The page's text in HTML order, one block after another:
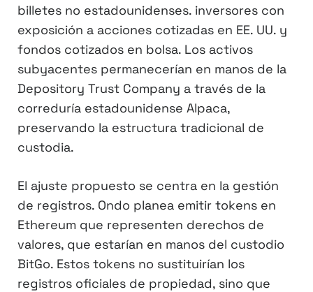
billetes no estadounidenses. inversores con
exposición a acciones cotizadas en EE. UU. y
fondos cotizados en bolsa. Los activos
subyacentes permanecerían en manos de la
Depository Trust Company a través de la
correduría estadounidense Alpaca,
preservando la estructura tradicional de
custodia.
El ajuste propuesto se centra en la gestión
de registros. Ondo planea emitir tokens en
Ethereum que representen derechos de
valores, que estarían en manos del custodio
BitGo. Estos tokens no sustituirían los
registros oficiales de propiedad, sino que